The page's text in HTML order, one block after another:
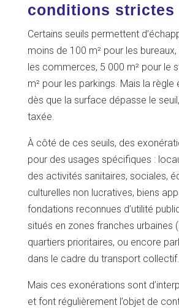
conditions strictes
Certains seuils permettent
moins de 100 m² pour les
les commerces, 5 000 m² pour le
m² pour les parkings. Mais la règle
dès que la surface dépasse le
taxée.
À côté de ces seuils, des
pour des usages spécifiques :
des activités sanitaires, sociales,
culturelles non lucratives, biens
fondations reconnues d’utilité
situés en zones franches urbaines
quartiers prioritaires, ou encore
dans le cadre du transport collectif.
Mais ces exonérations sont
et font régulièrement l’objet de